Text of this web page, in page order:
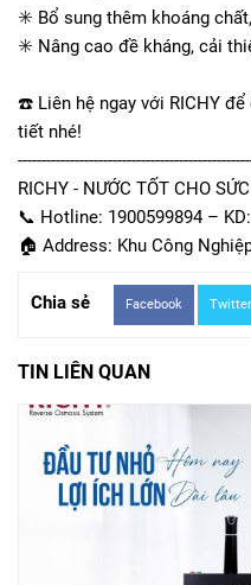
✳️ Bổ sung thêm khoáng
✳️ Nâng cao đề kháng, cải
☎️ Liên hệ ngay với RICHY
tiết nhé!
RICHY - NƯỚC TỐT CHO
📞 Hotline: 1900599894 –
🏠 Address: Khu Công
Chia sẻ Facebook Twitter
TIN LIÊN QUAN